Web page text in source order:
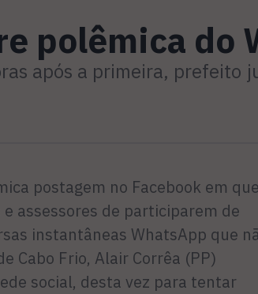
polêmica do
após a primeira, prefeito
postagem no Facebook em que
assessores de participarem de
instantâneas WhatsApp que
Cabo Frio, Alair Corrêa (PP)
social, desta vez para tentar